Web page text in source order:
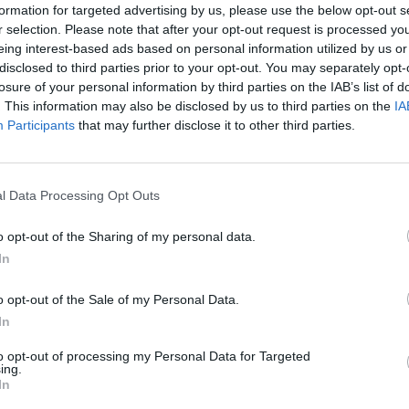
for targeted advertising by us, please use the below opt-out
selection. Please note that after your opt-out request is processed
interest-based ads based on personal information utilized by us
to third parties prior to your opt-out. You may separately
of your personal information by third parties on the IAB’s list of
This information may also be disclosed by us to third parties on the
Participants that may further disclose it to other third parties.
Data Processing Opt Outs
opt-out of the Sharing of my personal data.
opt-out of the Sale of my Personal Data.
opt-out of processing my Personal Data for Targeted
22.09.2020 / 15:52
Оригиналният дизайн на магазина
Apple в Банкок
12.09.2020 / 14:15
офис
02.09.2020 / 13:29
Фън шуй офис: минимум стрес и
максимум продуктивност
24.08.2020 / 13:44